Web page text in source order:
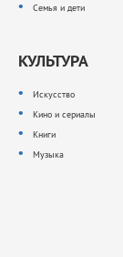
Семья и дети
КУЛЬТУРА
Искусство
Кино и сериалы
Книги
Музыка